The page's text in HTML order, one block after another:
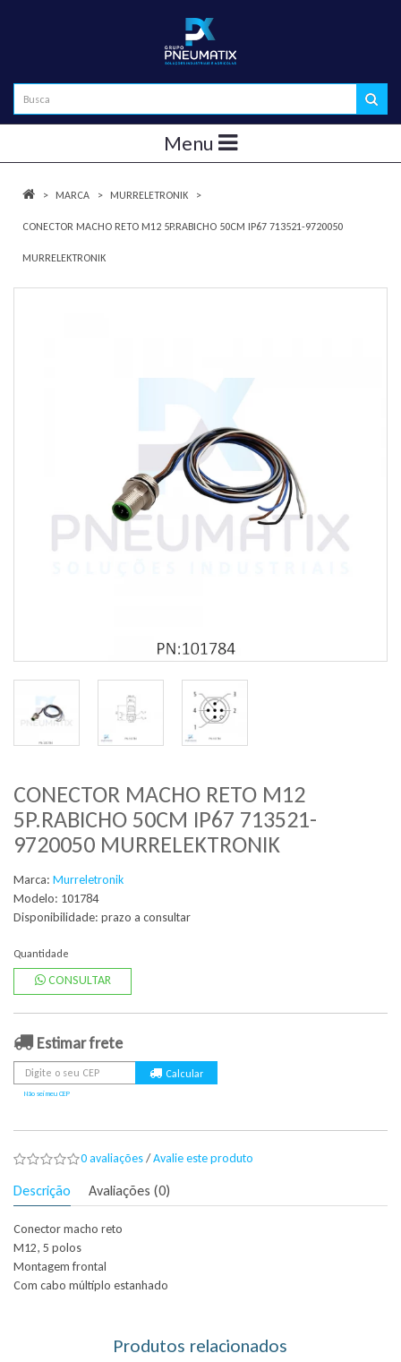
Menu
MARCA MURRELETRONIK
CONECTOR MACHO RETO M12 5P.RABICHO 50CM IP67 713521-9720050
MURRELEKTRONIK
CONECTOR MACHO RETO M12
5P.RABICHO 50CM IP67 713521-
9720050 MURRELEKTRONIK
Marca: Murreletronik
Modelo: 101784
Disponibilidade: prazo a consultar
Quantidade
CONSULTAR
Estimar frete
Não sei meu CEP
0 avaliações/Avalie este produto
Descrição Avaliações (0)
Conector macho reto
M12, 5 polos
Montagem frontal
Com cabo múltiplo estanhado
Produtos relacionados